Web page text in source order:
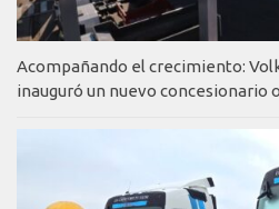
Acompañando el crecimiento:
inauguró un nuevo concesionario